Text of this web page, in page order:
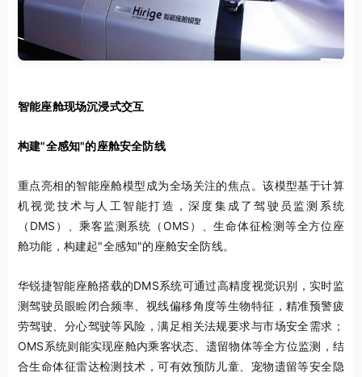
智能座舱现场沉浸式交互
构建"全感知"的座舱安全防线
重点亮相的智能座舱模型成为全场关注的焦点。该模型基于计算
机视觉技术与人工智能打造，深度集成了驾驶员监测系统
（DMS）、乘客监测系统（OMS）、生命体征检测等全方位座
舱功能，构建起"全感知"的座舱安全防线。
华锐捷智能座舱搭载的DMS系统可通过高精度视觉识别，实时监
测驾驶员眼睑闭合频率、视线偏移角度等生物特征，精准预警疲
劳驾驶、分心驾驶等风险，满足相关法规要求与市场安全需求；
OMS系统则能实现座舱内乘客状态、遗留物体等全方位监测，结
合生命体征雷达检测技术，可有效预防儿童、宠物遗留等安全隐